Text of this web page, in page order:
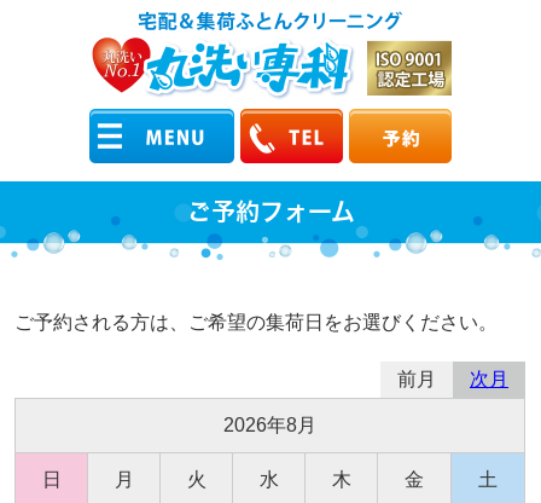
ご予約フォーム
ご予約される方は、ご希望の集荷日をお選びください。
前月 次月
2026年8月
日 月 火 水 木 金 土